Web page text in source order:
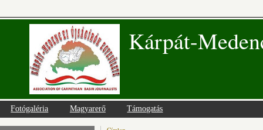
Kárpát-
Fotógaléria Magyarerő Támogatás